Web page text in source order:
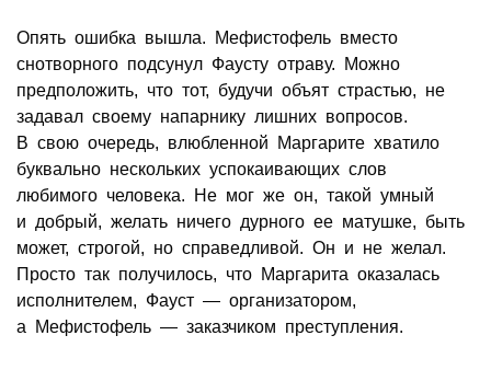
Опять ошибка вышла. Мефистофель вместо
снотворного подсунул Фаусту отраву. Можно
предположить, что тот, будучи объят страстью, не
задавал своему напарнику лишних вопросов.
В свою очередь, влюбленной Маргарите хватило
буквально нескольких успокаивающих слов
любимого человека. Не мог же он, такой умный
и добрый, желать ничего дурного ее матушке, быть
может, строгой, но справедливой. Он и не желал.
Просто так получилось, что Маргарита оказалась
исполнителем, Фауст — организатором,
а Мефистофель — заказчиком преступления.